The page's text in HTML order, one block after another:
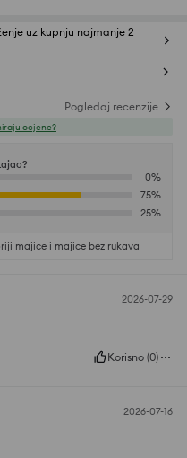
uz kupnju najmanje 2
Pogledaj recenzije
ocjene?
0%
75%
25%
majice i majice bez rukava
2026-07-29
Korisno (0)
2026-07-16